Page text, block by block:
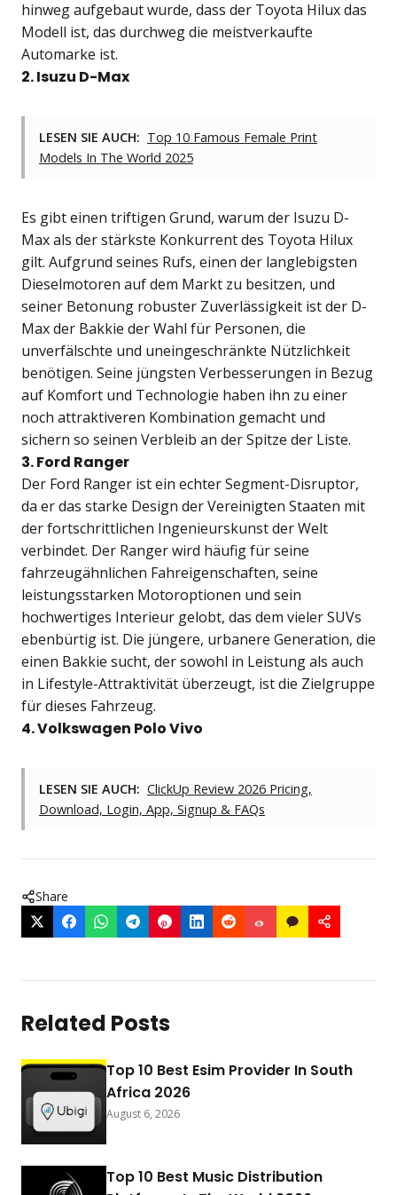
hinweg aufgebaut wurde, dass der Toyota Hilux das
Modell ist, das durchweg die meistverkaufte
Automarke ist.
2. Isuzu D-Max
LESEN SIE AUCH: Top 10 Famous Female Print
Models In The World 2025
Es gibt einen triftigen Grund, warum der Isuzu D-
Max als der stärkste Konkurrent des Toyota Hilux
gilt. Aufgrund seines Rufs, einen der langlebigsten
Dieselmotoren auf dem Markt zu besitzen, und
seiner Betonung robuster Zuverlässigkeit ist der D-
Max der Bakkie der Wahl für Personen, die
unverfälschte und uneingeschränkte Nützlichkeit
benötigen. Seine jüngsten Verbesserungen in Bezug
auf Komfort und Technologie haben ihn zu einer
noch attraktiveren Kombination gemacht und
sichern so seinen Verbleib an der Spitze der Liste.
3. Ford Ranger
Der Ford Ranger ist ein echter Segment-Disruptor,
da er das starke Design der Vereinigten Staaten mit
der fortschrittlichen Ingenieurskunst der Welt
verbindet. Der Ranger wird häufig für seine
fahrzeugähnlichen Fahreigenschaften, seine
leistungsstarken Motoroptionen und sein
hochwertiges Interieur gelobt, das dem vieler SUVs
ebenbürtig ist. Die jüngere, urbanere Generation, die
einen Bakkie sucht, der sowohl in Leistung als auch
in Lifestyle-Attraktivität überzeugt, ist die Zielgruppe
für dieses Fahrzeug.
4. Volkswagen Polo Vivo
LESEN SIE AUCH: ClickUp Review 2026 Pricing,
Download, Login, App, Signup & FAQs
Share
Related Posts
Top 10 Best Esim Provider In South
Africa 2026
August 6, 2026
Top 10 Best Music Distribution